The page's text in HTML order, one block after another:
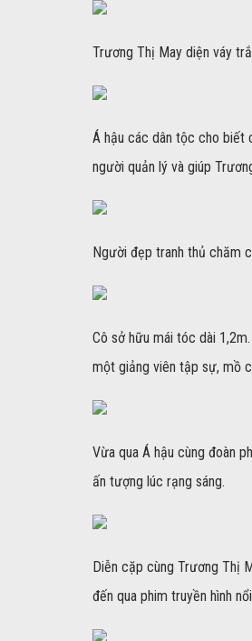
Trương Thị May diện váy
Á hậu các dân tộc cho biết
người quản lý và giúp
Người đẹp tranh thủ chăm
Cô sở hữu mái tóc dài
một giảng viên tập sự, mồ
Vừa qua Á hậu cùng đoàn
ấn tượng lúc rạng sáng.
Diễn cặp cùng Trương Thị
đến qua phim truyền hình